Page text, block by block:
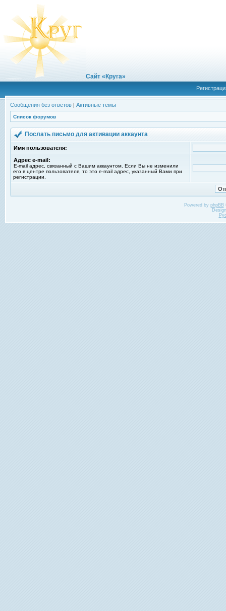
Сайт «Круга»
Сообщения без ответов | Активные темы
Список форумов
Послать письмо для активации аккаунта
Имя пользователя:
Адрес e-mail:
E-mail адрес, связанный с Вашим аккаунтом. Если Вы не изменили
его в центре пользователя, то это e-mail адрес, указанный Вами при
регистрации.
Powered by phpBB